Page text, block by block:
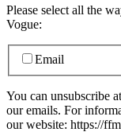
Please select all the
Vogue:
Email
You can unsubscribe
our emails. For
our website: https://